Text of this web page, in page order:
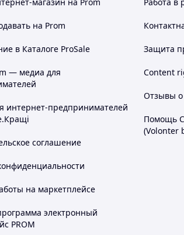
магазин на Prom
на Prom
в Каталоге ProSale
— медиа для
интернет-предпринимателей
соглашение
на маркетплейсе
электронный
PROM
Работа в
Защита
Content
Отзывы
Помощь
(Volonter